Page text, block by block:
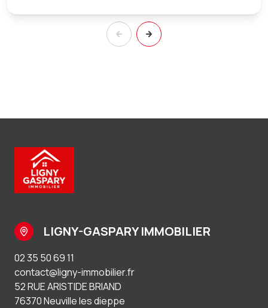
LIGNY-GASPARY IMMOBILIER
02 35 50 69 11
contact@ligny-immobilier.fr
52 RUE ARISTIDE BRIAND
76370 Neuville les dieppe